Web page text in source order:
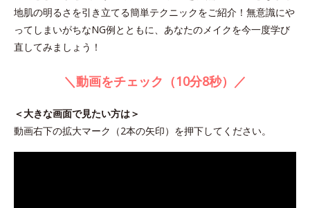
地肌の明るさを引き立てる簡単テクニックをご紹介！無意識にや
ってしまいがちなNG例とともに、あなたのメイクを今一度学び
直してみましょう！
＼動画をチェック（10分8秒）／
＜大きな画面で見たい方は＞
動画右下の拡大マーク（2本の矢印）を押下してください。